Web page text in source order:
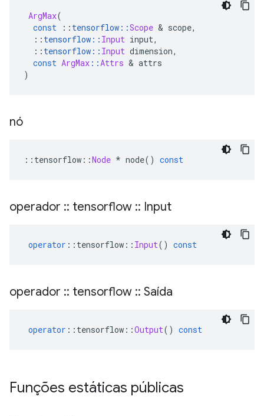
ArgMax(
const
:: tensorflow ::Scope & scope,
:: tensorflow :: Input input,
:: tensorflow :: Input dimension,
const ArgMax ::Attrs & attrs
)
nó
:: tensorflow ::Node * node() const
operador :: tensorflow :: Input
operator :: tensorflow :: Input() const
operador :: tensorflow :: Saída
operator :: tensorflow ::Output() const
Funções estáticas públicas